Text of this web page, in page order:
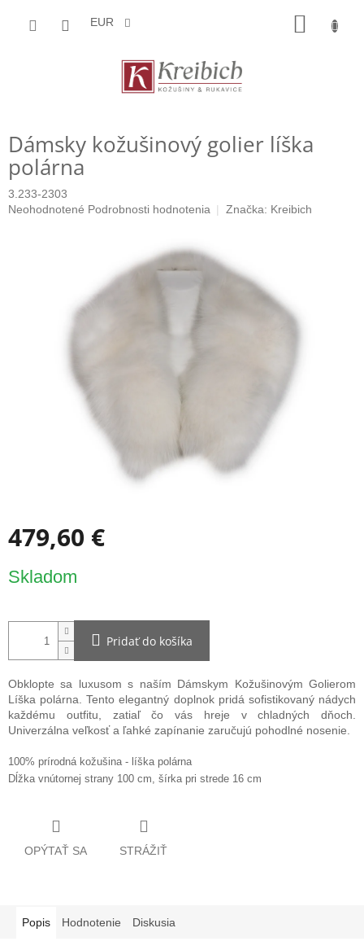
EUR
Dámsky kožušinový golier líška
polárna
3.233-2303
Priemerné
Neohodnotené Podrobnosti hodnotenia Značka: Kreibich
479,60 €
cena:
Skladom
Pridať do košíka
Obklopte sa luxusom s naším Dámskym Kožušinovým Golierom
Líška polárna. Tento elegantný doplnok pridá sofistikovaný nádych
každému outfitu, zatiaľ čo vás hreje v chladných dňoch.
Univerzálna veľkosť a ľahké zapínanie zaručujú pohodlné nosenie.
100% prírodná kožušina - líška polárna
Dĺžka vnútornej strany 100 cm, šírka pri strede 16 cm
OPÝTAŤ SA STRÁŽIŤ
Popis Hodnotenie Diskusia